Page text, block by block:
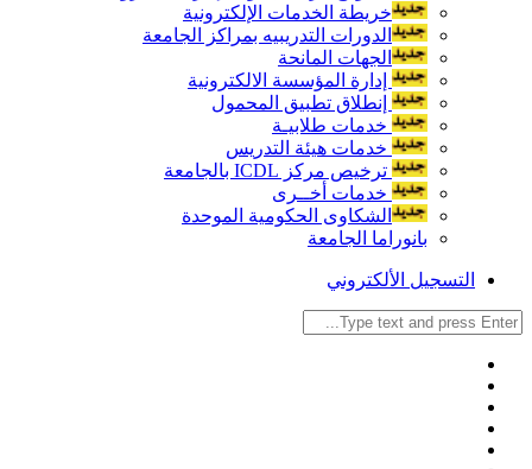
خريطة الخدمات الإلكترونية
الدورات التدريبيه بمراكز الجامعة
الجهات المانحة
إدارة المؤسسة الالكترونية
إنطلاق تطبيق المحمول
خدمات طلابيـة
خدمات هيئة التدريس
ترخيص مركز ICDL بالجامعة
خدمات أخــرى
الشكاوى الحكومية الموحدة
بانوراما الجامعة
التسجيل الألكتروني